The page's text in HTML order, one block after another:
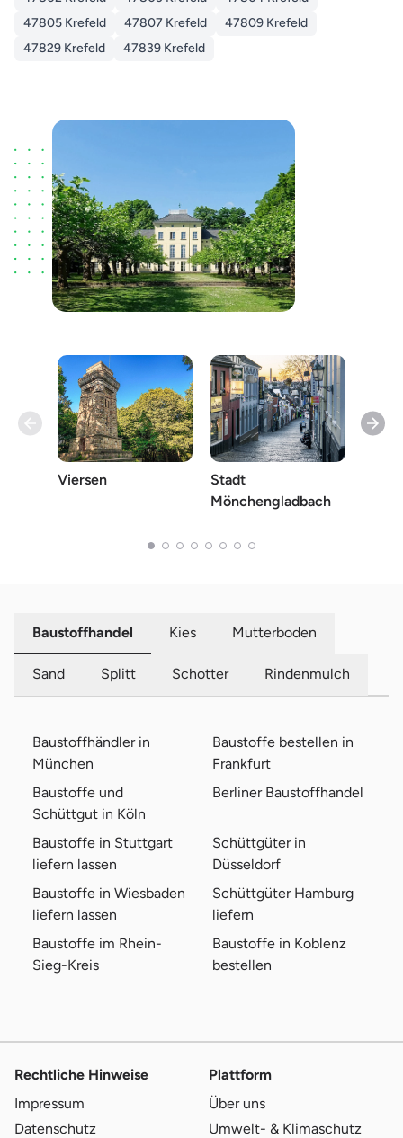
47805 Krefeld
47807 Krefeld
47809 Krefeld
47829 Krefeld
47839 Krefeld
Viersen
Stadt
Mönchengladbach
Baustoffhandel Kies Mutterboden
Sand Splitt Schotter Rindenmulch
Baustoffhändler in
München
Baustoffe bestellen in
Frankfurt
Baustoffe und
Schüttgut in Köln
Berliner Baustoffhandel
Baustoffe in Stuttgart
liefern lassen
Schüttgüter in
Düsseldorf
Baustoffe in Wiesbaden
liefern lassen
Schüttgüter Hamburg
liefern
Baustoffe im Rhein-
Sieg-Kreis
Baustoffe in Koblenz
bestellen
Rechtliche Hinweise
Impressum
Datenschutz
Plattform
Über uns
Umwelt- & Klimaschutz